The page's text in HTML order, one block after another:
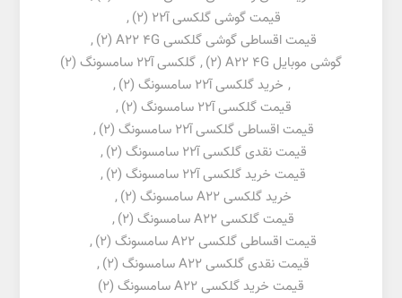
قیمت گوشی گلکسی آ22
(2)
,
قیمت اقساطی گوشی گلکسی A22 4G
(2)
,
گوشی موبایل A22 4G
(2)
, گلکسی آ22 سامسونگ
(2)
, خرید گلکسی آ22 سامسونگ (2)
,
قیمت گلکسی آ22 سامسونگ
(2)
,
قیمت اقساطی گلکسی آ22 سامسونگ
(2)
,
قیمت نقدی گلکسی آ22 سامسونگ
(2)
,
قیمت خرید گلکسی آ22 سامسونگ
(2)
,
خرید گلکسی A22 سامسونگ
(2)
,
قیمت گلکسی A22 سامسونگ
(2)
,
قیمت اقساطی گلکسی A22 سامسونگ
(2)
,
قیمت نقدی گلکسی A22 سامسونگ
(2)
,
قیمت خرید گلکسی A22 سامسونگ
(2)